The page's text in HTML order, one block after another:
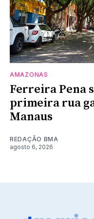
AMAZONAS
Ferreira Pena
primeira rua
Manaus
REDAÇÃO BMA
agosto 6, 2026